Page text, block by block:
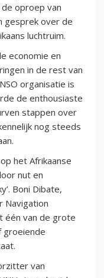
de oproep van
gesprek over de
luchtruim.
economie en
in de rest van
organisatie is
de enthousiaste
stappen over
nog steeds
het Afrikaanse
nut en
Boni Dibate,
Navigation
één van de grote
groeiende
van